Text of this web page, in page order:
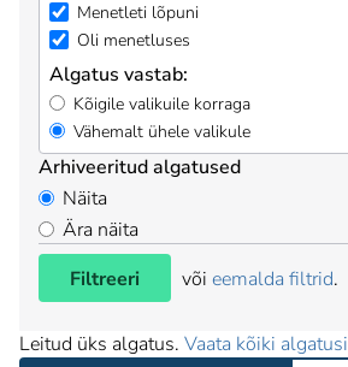
Menetleti lõpuni
Oli menetluses
Algatus vastab:
Kõigile valikuile korraga
Vähemalt ühele valikule
Arhiveeritud algatused
Näita
Ära näita
Filtreeri
või eemalda filtrid.
Leitud üks algatus. Vaata kõiki algatusi